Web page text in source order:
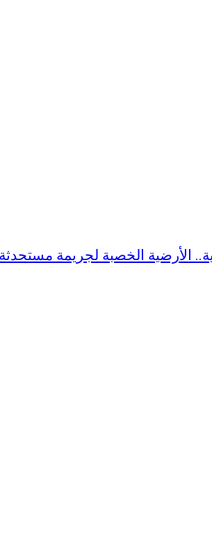
الأرضية الخصبة لجريمة